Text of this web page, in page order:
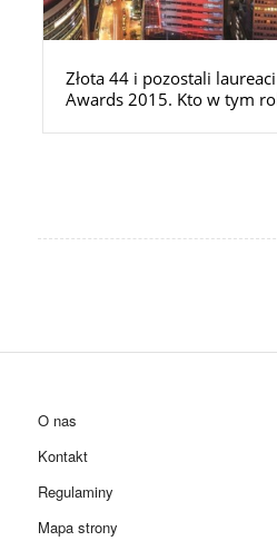
Złota 44 i pozostali
Awards 2015. Kto w tym
O nas
Kontakt
Regulaminy
Mapa strony